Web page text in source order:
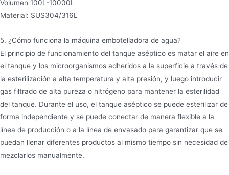
Volumen 100L-10000L
Material: SUS304/316L
5. ¿Cómo funciona la máquina embotelladora de agua?
El principio de funcionamiento del tanque aséptico es matar el aire en
el tanque y los microorganismos adheridos a la superficie a través de
la esterilización a alta temperatura y alta presión, y luego introducir
gas filtrado de alta pureza o nitrógeno para mantener la esterilidad
del tanque. Durante el uso, el tanque aséptico se puede esterilizar de
forma independiente y se puede conectar de manera flexible a la
línea de producción o a la línea de envasado para garantizar que se
puedan llenar diferentes productos al mismo tiempo sin necesidad de
mezclarlos manualmente.